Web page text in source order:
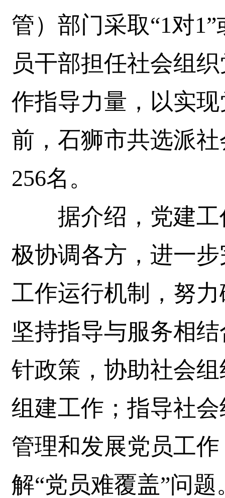
管）部门采取“1对
员干部担任社会组
作指导力量，以实
前，石狮市共选派
256名。
据介绍，党建工
极协调各方，进一
工作运行机制，努
坚持指导与服务相
针政策，协助社会
组建工作；指导社
管理和发展党员工
解“党员难覆盖”问